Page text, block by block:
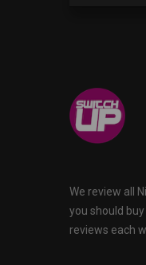
We review all
you should buy
reviews each